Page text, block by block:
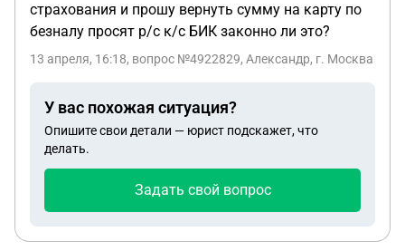
страхования и прошу вернуть сумму на карту по
безналу просят р/с к/с БИК законно ли это?
13 апреля, 16:18, вопрос №4922829, Александр, г. Москва
У вас похожая ситуация?
Опишите свои детали — юрист подскажет, что
делать.
Задать свой вопрос